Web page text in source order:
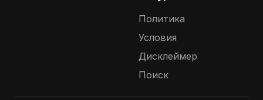
Политика
Условия
Дисклеймер
Поиск